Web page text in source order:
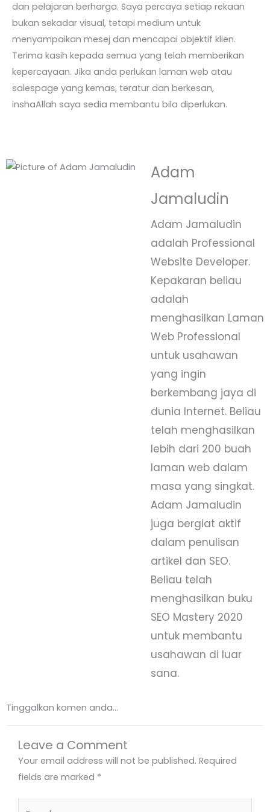
dan pelajaran berharga. Saya percaya setiap rekaan
bukan sekadar visual, tetapi medium untuk
menyampaikan mesej dan mencapai objektif klien.
Terima kasih kepada semua yang telah memberikan
kepercayaan. Jika anda perlukan laman web atau
salespage yang kemas, teratur dan berkesan,
inshaAllah saya sedia membantu bila diperlukan.
Adam
Jamaludin
Adam Jamaludin
adalah Professional
Website Developer.
Kepakaran beliau
adalah
menghasilkan Laman
Web Professional
untuk usahawan
yang ingin
berkembang jaya di
dunia Internet. Beliau
telah menghasilkan
lebih dari 200 buah
laman web dalam
masa yang singkat.
Adam Jamaludin
juga bergiat aktif
dalam penulisan
artikel dan SEO.
Beliau telah
menghasilkan buku
SEO Mastery 2020
untuk membantu
usahawan di luar
sana.
Tinggalkan komen anda...
Leave a Comment
Your email address will not be published. Required
fields are marked *